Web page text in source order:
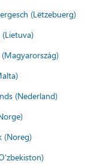
(Lëtzebuerg)
(Nederland)
(Noreg)